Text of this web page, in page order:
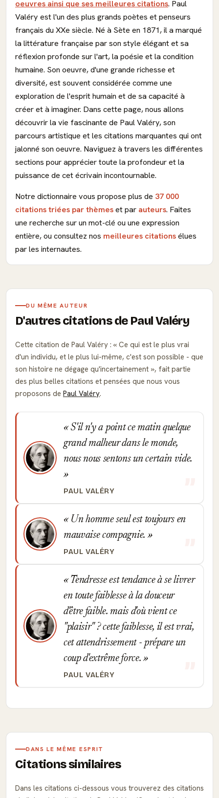
oeuvres ainsi que ses meilleures citations. Paul
Valéry est l'un des plus grands poètes et penseurs
français du XXe siècle. Né à Sète en 1871, il a marqué
la littérature française par son style élégant et sa
réflexion profonde sur l'art, la poésie et la condition
humaine. Son oeuvre, d'une grande richesse et
diversité, est souvent considérée comme une
exploration de l'esprit humain et de sa capacité à
créer et à imaginer. Dans cette page, nous allons
découvrir la vie fascinante de Paul Valéry, son
parcours artistique et les citations marquantes qui ont
jalonné son oeuvre. Naviguez à travers les différentes
sections pour apprécier toute la profondeur et la
puissance de cet écrivain incontournable.
Notre dictionnaire vous propose plus de 37 000
citations triées par thèmeset par auteurs. Faites
une recherche sur un mot-clé ou une expression
entière, ou consultez nos meilleures citationsélues
par les internautes.
DU MÊME AUTEUR
D'autres citations de Paul Valéry
Cette citation de Paul Valéry :
Ce qui est le plus vrai
d'un individu, et le plus lui-même, c'est son possible - que
son histoire ne dégage qu'incertainement , fait partie
des plus belles citations et pensées que nous vous
proposons de Paul Valéry.
S'il n'y a point ce matin quelque
grand malheur dans le monde,
nous nous sentons un certain vide.
PAUL VALÉRY
Un homme seul est toujours en
mauvaise compagnie.
PAUL VALÉRY
Tendresse est tendance à se livrer
en toute faiblesse à la douceur
d'être faible. mais d'où vient ce
"plaisir" ? cette faiblesse, il est vrai,
cet attendrissement - prépare un
coup d'extrême force.
PAUL VALÉRY
DANS LE MÊME ESPRIT
Citations similaires
Dans les citations ci-dessous vous trouverez des citations